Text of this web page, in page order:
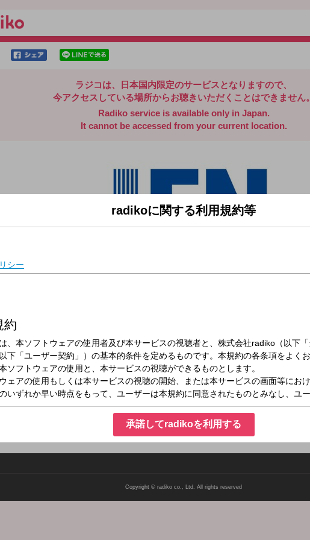
ラジコは、日本国内限定のサービスとなりますので、
今アクセスしている場所からお聴きいただくことはできません。
Radiko service is available only in Japan.
It cannot be accessed from your current location.
2025年11月8日（土）11:55～12:00
JFNニュース
Copyright © radiko co., Ltd. All rights reserved
radikoに関する利用規約等
承諾してradikoを利用する